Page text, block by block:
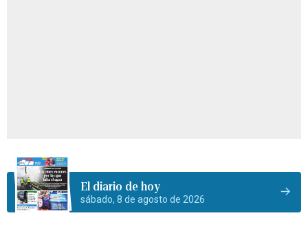
El diario de hoy
sábado, 8 de agosto de 2026